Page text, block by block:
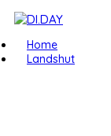
Home
Landshut